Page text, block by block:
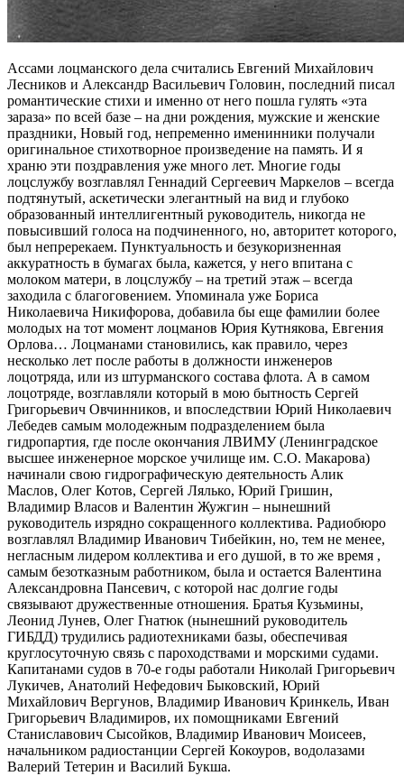
Ассами лоцманского дела считались Евгений Михайлович
Лесников и Александр Васильевич Головин, последний писал
романтические стихи и именно от него пошла гулять «эта
зараза» по всей базе – на дни рождения, мужские и женские
праздники, Новый год, непременно именинники получали
оригинальное стихотворное произведение на память. И я
храню эти поздравления уже много лет. Многие годы
лоцслужбу возглавлял Геннадий Сергеевич Маркелов – всегда
подтянутый, аскетически элегантный на вид и глубоко
образованный интеллигентный руководитель, никогда не
повысивший голоса на подчиненного, но, авторитет которого,
был непререкаем. Пунктуальность и безукоризненная
аккуратность в бумагах была, кажется, у него впитана с
молоком матери, в лоцслужбу – на третий этаж – всегда
заходила с благоговением. Упоминала уже Бориса
Николаевича Никифорова, добавила бы еще фамилии более
молодых на тот момент лоцманов Юрия Кутнякова, Евгения
Орлова… Лоцманами становились, как правило, через
несколько лет после работы в должности инженеров
лоцотряда, или из штурманского состава флота. А в самом
лоцотряде, возглавляли который в мою бытность Сергей
Григорьевич Овчинников, и впоследствии Юрий Николаевич
Лебедев самым молодежным подразделением была
гидропартия, где после окончания ЛВИМУ (Ленинградское
высшее инженерное морское училище им. С.О. Макарова)
начинали свою гидрографическую деятельность Алик
Маслов, Олег Котов, Сергей Лялько, Юрий Гришин,
Владимир Власов и Валентин Жужгин – нынешний
руководитель изрядно сокращенного коллектива. Радиобюро
возглавлял Владимир Иванович Тибейкин, но, тем не менее,
негласным лидером коллектива и его душой, в то же время ,
самым безотказным работником, была и остается Валентина
Александровна Пансевич, с которой нас долгие годы
связывают дружественные отношения. Братья Кузьмины,
Леонид Лунев, Олег Гнатюк (нынешний руководитель
ГИБДД) трудились радиотехниками базы, обеспечивая
круглосуточную связь с пароходствами и морскими судами.
Капитанами судов в 70-е годы работали Николай Григорьевич
Лукичев, Анатолий Нефедович Быковский, Юрий
Михайлович Вергунов, Владимир Иванович Кринкель, Иван
Григорьевич Владимиров, их помощниками Евгений
Станиславович Сысойков, Владимир Иванович Моисеев,
начальником радиостанции Сергей Кокоуров, водолазами
Валерий Тетерин и Василий Букша.